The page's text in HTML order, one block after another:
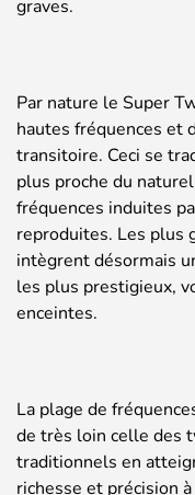
graves.
Par nature le Super
hautes fréquences et
transitoire. Ceci se
plus proche du
fréquences induites
reproduites. Les plus
intègrent désormais
les plus prestigieux,
enceintes.
La plage de
de très loin celle des
traditionnels en
richesse et précision